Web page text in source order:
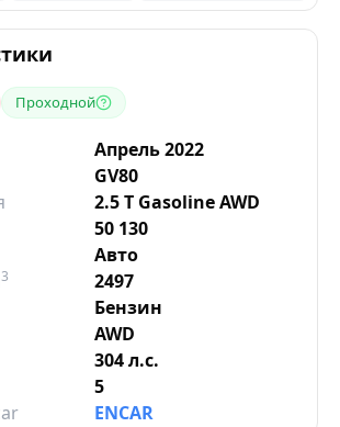
Проходной
Апрель 2022
GV80
2.5 T Gasoline AWD
50 130
Авто
3
2497
Бензин
AWD
304 л.с.
5
ENCAR